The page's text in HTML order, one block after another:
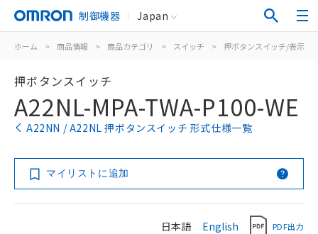
制御機器 Japan
ホーム > 商品情報 > 商品カテゴリ > スイッチ > 押ボタンスイッチ/表示灯
押ボタンスイッチ
A22NL-MPA-TWA-P100-WE
A22NN / A22NL 押ボタンスイッチ 形式仕様一覧
マイリストに追加
日本語 English PDF出力